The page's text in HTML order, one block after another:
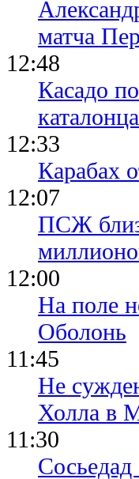
матча
12:48
Касадо
12:33
Карабах
12:07
ПСЖ
12:00
На поле
Оболонь
11:45
Не
Холла в
11:30